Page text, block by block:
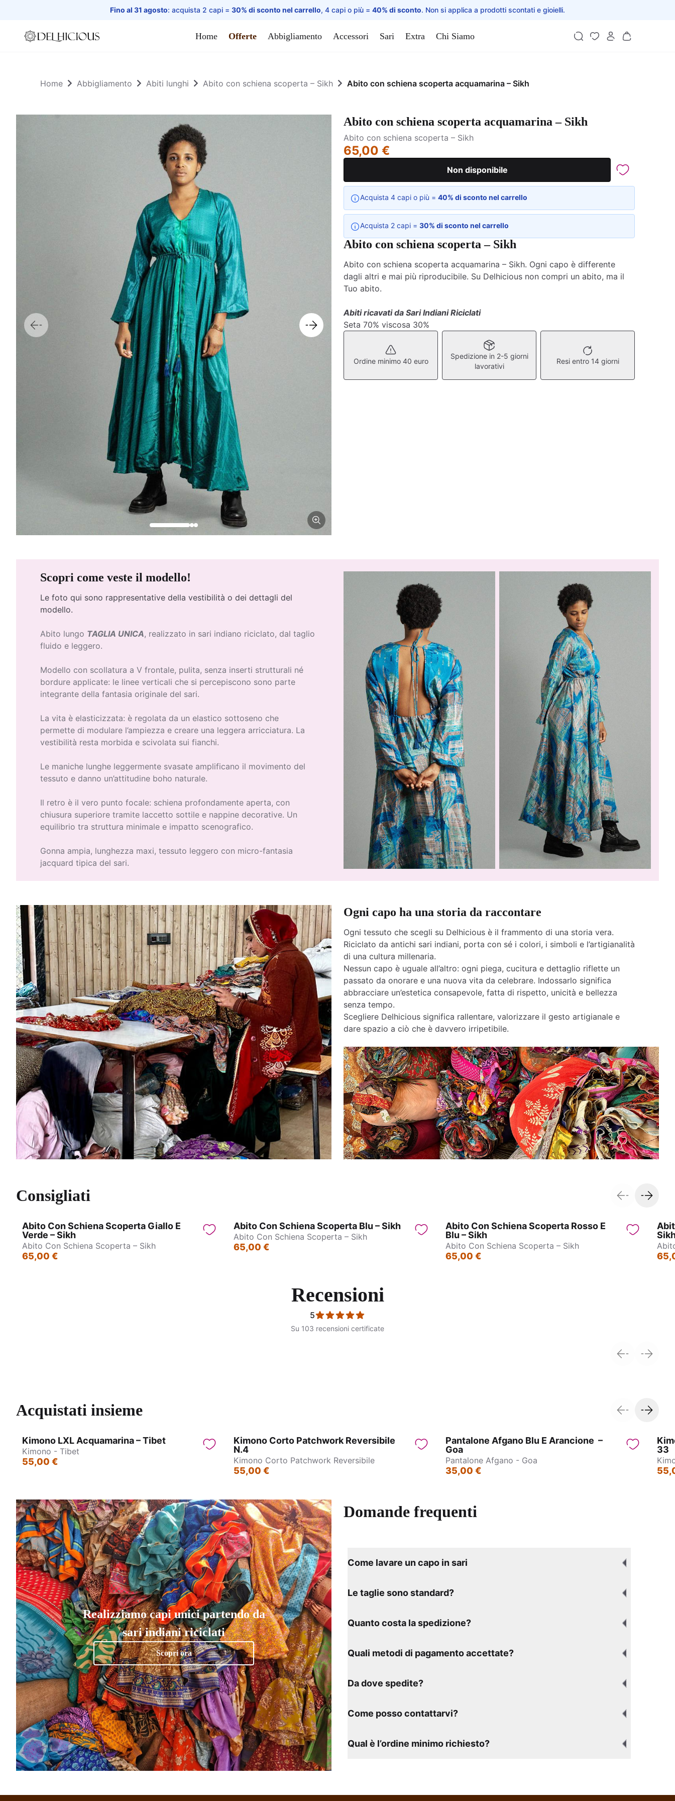
Fino al 31 agosto: acquista 2 capi = 30% di sconto nel carrello, 4 capi o più = 40% di sconto. Non si applica a prodotti scontati e gioielli.
Home
Home Offerte Abbigliamento Accessori Sari Extra Chi Siamo
Home Abbigliamento Abiti lunghi Abito con schiena scoperta – Sikh Abito con schiena scoperta acquamarina – Sikh
Abito con schiena scoperta acquamarina – Sikh
Abito con schiena scoperta – Sikh
65,00 €
Non disponibile
Acquista 4 capi o più = 40% di sconto nel carrello
Acquista 2 capi = 30% di sconto nel carrello
Abito con schiena scoperta – Sikh
Abito con schiena scoperta acquamarina – Sikh. Ogni capo è differente
dagli altri e mai più riproducibile. Su Delhicious non compri un abito, ma il
Tuo abito.
Abiti ricavati da Sari Indiani Riciclati
Seta 70% viscosa 30%
Ordine minimo 40 euro
Spedizione in 2-5 giorni
lavorativi
Resi entro 14 giorni
Scopri come veste il modello!
Le foto qui sono rappresentative della vestibilità o dei dettagli del
modello.
Abito lungo TAGLIA UNICA, realizzato in sari indiano riciclato, dal taglio
fluido e leggero.
Modello con scollatura a V frontale, pulita, senza inserti strutturali né
bordure applicate: le linee verticali che si percepiscono sono parte
integrante della fantasia originale del sari.
La vita è elasticizzata: è regolata da un elastico sottoseno che
permette di modulare l’ampiezza e creare una leggera arricciatura. La
vestibilità resta morbida e scivolata sui fianchi.
Le maniche lunghe leggermente svasate amplificano il movimento del
tessuto e danno un’attitudine boho naturale.
Il retro è il vero punto focale: schiena profondamente aperta, con
chiusura superiore tramite laccetto sottile e nappine decorative. Un
equilibrio tra struttura minimale e impatto scenografico.
Gonna ampia, lunghezza maxi, tessuto leggero con micro-fantasia
jacquard tipica del sari.
Ogni capo ha una storia da raccontare
Ogni tessuto che scegli su Delhicious è il frammento di una storia vera.
Riciclato da antichi sari indiani, porta con sé i colori, i simboli e l’artigianalità
di una cultura millenaria.
Nessun capo è uguale all’altro: ogni piega, cucitura e dettaglio riflette un
passato da onorare e una nuova vita da celebrare. Indossarlo significa
abbracciare un’estetica consapevole, fatta di rispetto, unicità e bellezza
senza tempo.
Scegliere Delhicious significa rallentare, valorizzare il gesto artigianale e
dare spazio a ciò che è davvero irripetibile.
Consigliati
Abito Con Schiena Scoperta Giallo E
Verde – Sikh
Abito Con Schiena Scoperta – Sikh
65,00 €
Abito Con Schiena Scoperta Blu – Sikh
Abito Con Schiena Scoperta – Sikh
65,00 €
Abito Con Schiena Scoperta Rosso E
Blu – Sikh
Abito Con Schiena Scoperta – Sikh
65,00 €
Recensioni
5
Su 103 recensioni certificate
Acquistati insieme
Kimono LXL Acquamarina – Tibet
Kimono - Tibet
55,00 €
Kimono Corto Patchwork Reversibile
N.4
Kimono Corto Patchwork Reversibile
55,00 €
Pantalone Afgano Blu E Arancione –
Goa
Pantalone Afgano - Goa
35,00 €
33
Realizziamo capi unici partendo da
sari indiani riciclati
Scopri ora
Domande frequenti
Come lavare un capo in sari
Le taglie sono standard?
Quanto costa la spedizione?
Quali metodi di pagamento accettate?
Da dove spedite?
Come posso contattarvi?
Qual è l’ordine minimo richiesto?